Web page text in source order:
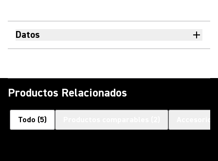
Datos
Productos Relacionados
Todo (5)